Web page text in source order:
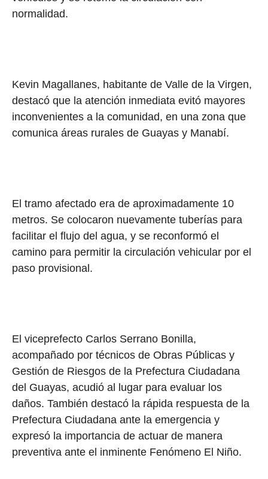
normalidad.
Kevin Magallanes, habitante de Valle de la Virgen,
destacó que la atención inmediata evitó mayores
inconvenientes a la comunidad, en una zona que
comunica áreas rurales de Guayas y Manabí.
El tramo afectado era de aproximadamente 10
metros. Se colocaron nuevamente tuberías para
facilitar el flujo del agua, y se reconformó el
camino para permitir la circulación vehicular por el
paso provisional.
El viceprefecto Carlos Serrano Bonilla,
acompañado por técnicos de Obras Públicas y
Gestión de Riesgos de la Prefectura Ciudadana
del Guayas, acudió al lugar para evaluar los
daños. También destacó la rápida respuesta de la
Prefectura Ciudadana ante la emergencia y
expresó la importancia de actuar de manera
preventiva ante el inminente Fenómeno El Niño.